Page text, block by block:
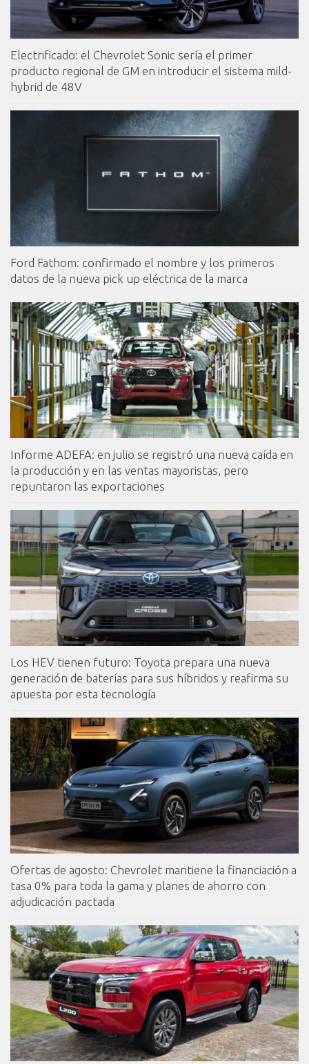
Electrificado: el Chevrolet Sonic sería el primer
producto regional de GM en introducir el sistema mild-
hybrid de 48V
Ford Fathom: confirmado el nombre y los primeros
datos de la nueva pick up eléctrica de la marca
Informe ADEFA: en julio se registró una nueva caída en
la producción y en las ventas mayoristas, pero
repuntaron las exportaciones
Los HEV tienen futuro: Toyota prepara una nueva
generación de baterías para sus híbridos y reafirma su
apuesta por esta tecnología
Ofertas de agosto: Chevrolet mantiene la financiación a
tasa 0% para toda la gama y planes de ahorro con
adjudicación pactada